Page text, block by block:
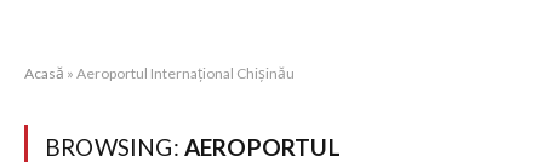
Acasă » Aeroportul Internațional Chișinău
BROWSING: AEROPORTUL